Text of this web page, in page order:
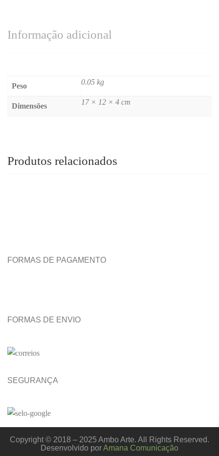
Informação adicional
Peso 0.05 kg
Dimensões 17 × 12 × 4 cm
Produtos relacionados
FORMAS DE PAGAMENTO
FORMAS DE ENVIO
SEGURANÇA
Copyright © 2018 – 2025 Ambo Arte. All Rights Reserved.
Desenvolvido porAmana Comunicação